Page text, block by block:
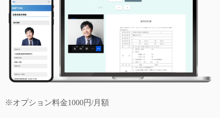
※オプション料金1000円/月額